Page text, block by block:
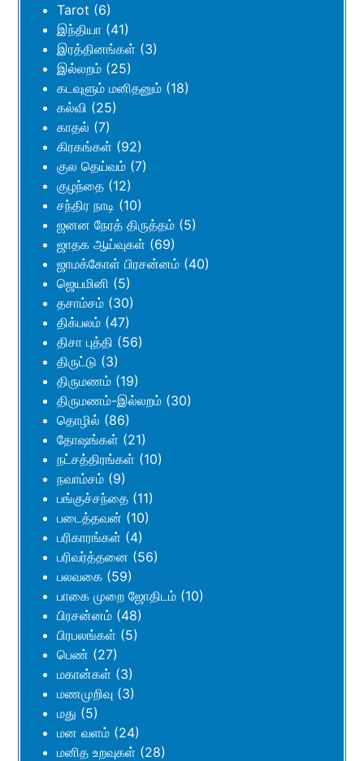
Tarot (6)
இந்தியா (41)
இரத்தினங்கள் (3)
இல்லறம் (25)
கடவுளும் மனிதனும் (18)
கல்வி (25)
காதல் (7)
கிரகங்கள் (92)
குல தெய்வம் (7)
குழந்தை (12)
சந்திர நாடி (10)
ஜனன நேரத் திருத்தம் (5)
ஜாதக ஆய்வுகள் (69)
ஜாமக்கோள் பிரசன்னம் (40)
ஜெயமினி (5)
தசாம்சம் (30)
திக்பலம் (47)
திசா புத்தி (56)
திருட்டு (3)
திருமணம் (19)
திருமணம்-இல்லறம் (30)
தொழில் (86)
தோஷங்கள் (21)
நட்சத்திரங்கள் (10)
நவாம்சம் (9)
பங்குச்சந்தை (11)
படைத்தவன் (10)
பரிகாரங்கள் (4)
பரிவர்த்தனை (56)
பலவகை (59)
பாகை முறை ஜோதிடம் (10)
பிரசன்னம் (48)
பிரபலங்கள் (5)
பெண் (27)
மகான்கள் (3)
மணமுறிவு (3)
மது (5)
மன வளம் (24)
மனித உறவுகள் (28)